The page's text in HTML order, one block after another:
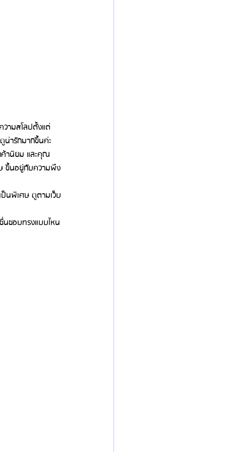
ามสโลปตั้งแต่
น่ารักมากขึ้นค่ะ
านิยม และคุณ
ขึ้นอยู่กับความพึง
พิเศษ ดูตามเว็บ